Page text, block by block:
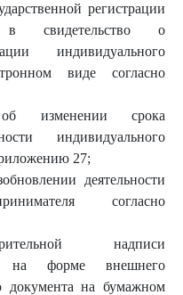
регистрации
свидетельство о
индивидуального
виде согласно
изменении срока
индивидуального
27;
деятельности
согласно
надписи
на форме внешнего
документа на бумажном